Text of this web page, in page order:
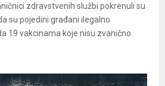
zdravstvenih službi pokrenuli su
su pojedini građani ilegalno
19 vakcinama koje nisu zvanično